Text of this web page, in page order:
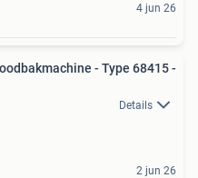
4 jun 26
- Type 68415 -
Details
2 jun 26